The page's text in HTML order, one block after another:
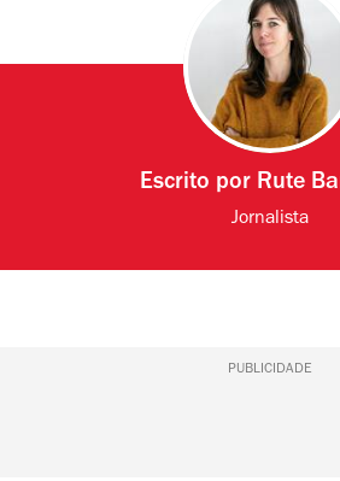
Escrito por Rute
Jornalista
PUBLICIDADE